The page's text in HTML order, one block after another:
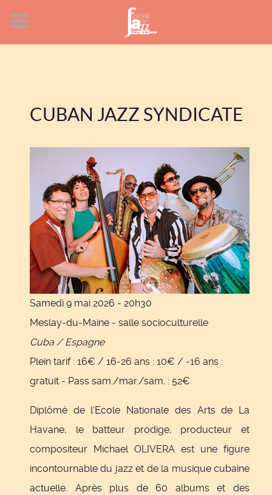
CUBAN JAZZ SYNDICATE
Samedi 9 mai 2026 - 20h30
Meslay-du-Maine - salle socioculturelle
Cuba / Espagne
Plein tarif : 16€ / 16-26 ans : 10€ / -16 ans :
gratuit - Pass sam./mar./sam. : 52€
Diplômé de l’Ecole Nationale des Arts de La
Havane, le batteur prodige, producteur et
compositeur Michael OLIVERA est une figure
incontournable du jazz et de la musique cubaine
actuelle. Après plus de 60 albums et des